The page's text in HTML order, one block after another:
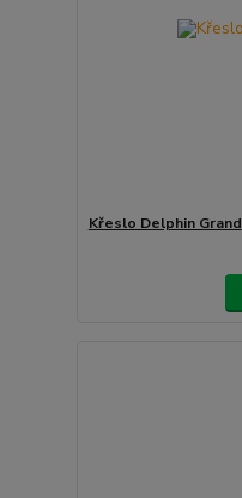
Křeslo Delphin Grand